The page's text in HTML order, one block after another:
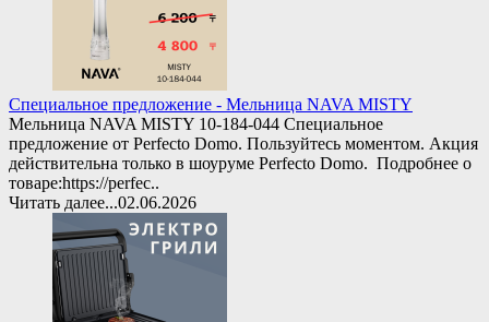
Специальное предложение - Мельница NAVA MISTY
Мельница NAVA MISTY 10-184-044 Специальное
предложение от Perfecto Domo. Пользуйтесь моментом. Акция
действительна только в шоуруме Perfecto Domo. Подробнее о
товаре:https://perfec..
Читать далее...02.06.2026